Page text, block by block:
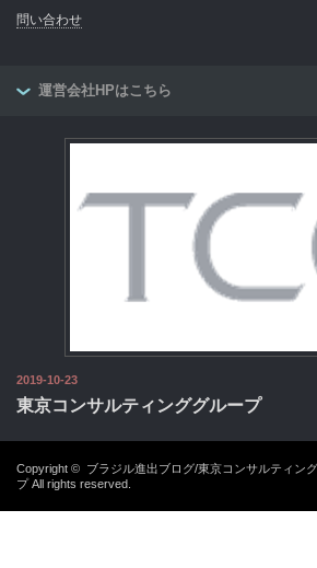
問い合わせ
運営会社HPはこちら
2019-10-23
東京コンサルティンググループ
Copyright © ブラジル進出ブログ/東京コンサルティン
プAll rights reserved.